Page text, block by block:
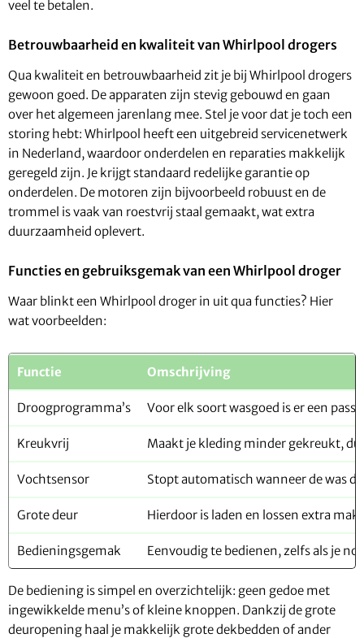
veel te betalen.
Betrouwbaarheid en kwaliteit van Whirlpool drogers
Qua kwaliteit en betrouwbaarheid zit je bij Whirlpool drogers
gewoon goed. De apparaten zijn stevig gebouwd en gaan
over het algemeen jarenlang mee. Stel je voor dat je toch een
storing hebt: Whirlpool heeft een uitgebreid servicenetwerk
in Nederland, waardoor onderdelen en reparaties makkelijk
geregeld zijn. Je krijgt standaard redelijke garantie op
onderdelen. De motoren zijn bijvoorbeeld robuust en de
trommel is vaak van roestvrij staal gemaakt, wat extra
duurzaamheid oplevert.
Functies en gebruiksgemak van een Whirlpool droger
Waar blinkt een Whirlpool droger in uit qua functies? Hier
wat voorbeelden:
Functie Omschrijving
Droogprogramma’s Voor elk soort wasgoed is er een
Kreukvrij Maakt je kleding minder gekreukt,
Vochtsensor Stopt automatisch wanneer de was
Grote deur Hierdoor is laden en lossen extra
Bedieningsgemak Eenvoudig te bedienen, zelfs als je
De bediening is simpel en overzichtelijk: geen gedoe met
ingewikkelde menu’s of kleine knoppen. Dankzij de grote
deuropening haal je makkelijk grote dekbedden of ander